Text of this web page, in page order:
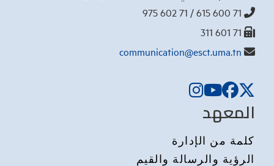
communication@esct.uma.tn
المعهد
كلمة من الإدارة
الرؤية والرسالة والقيم